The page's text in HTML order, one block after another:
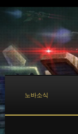
노바소식